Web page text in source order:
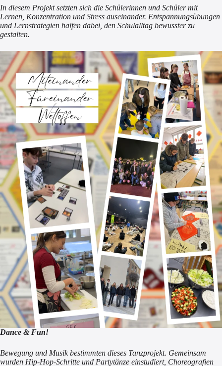
In diesem Projekt setzten sich die Schülerinnen und Schüler mit
Lernen, Konzentration und Stress auseinander. Entspannungsübungen
und Lernstrategien halfen dabei, den Schulalltag bewusster zu
gestalten.
Dance & Fun!
Bewegung und Musik bestimmten dieses Tanzprojekt. Gemeinsam
wurden Hip-Hop-Schritte und Partytänze einstudiert, Choreografien